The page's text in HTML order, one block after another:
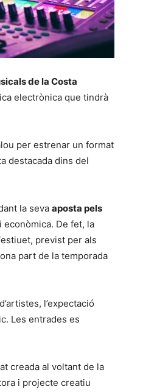
de la Costa
electrònica que tindrà
per estrenar un format
destacada dins del
la seva aposta pels
De fet, la
previst per als
part de la temporada
l’expectació
Les entrades es
creada al voltant de la
i projecte creatiu